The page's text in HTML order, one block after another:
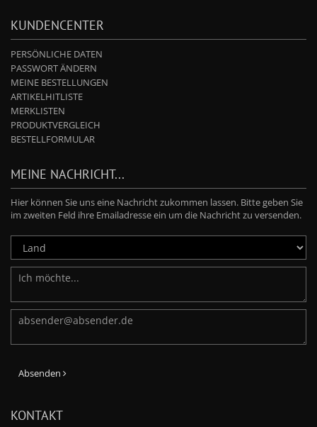
KUNDENCENTER
PERSÖNLICHE DATEN
PASSWORT ÄNDERN
MEINE BESTELLUNGEN
ARTIKELHITLISTE
MERKLISTEN
PRODUKTVERGLEICH
BESTELLFORMULAR
MEINE NACHRICHT...
Hier können Sie uns eine Nachricht zukommen lassen. Bitte geben Sie
im zweiten Feld ihre Emailadresse ein um die Nachricht zu versenden.
Absenden
KONTAKT